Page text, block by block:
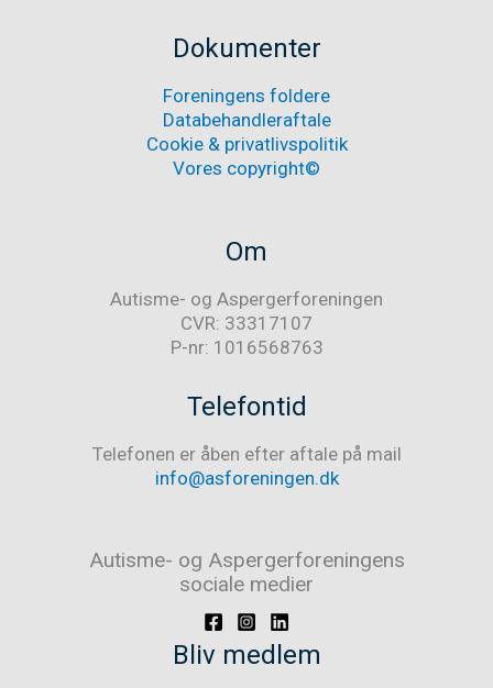
Dokumenter
Foreningens foldere
Databehandleraftale
Cookie & privatlivspolitik
Vores copyright©
Om
Autisme- og Aspergerforeningen
CVR: 33317107
P-nr: 1016568763
Telefontid
Telefonen er åben efter aftale på mail
info@asforeningen.dk
Autisme- og Aspergerforeningens
sociale medier
Bliv medlem